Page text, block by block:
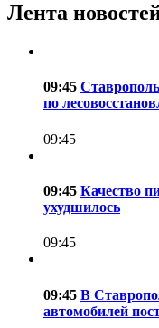
Лента
09:45
по
09:45
09:45 Качество
ухудшилось
09:45
09:45 В
автомобилей